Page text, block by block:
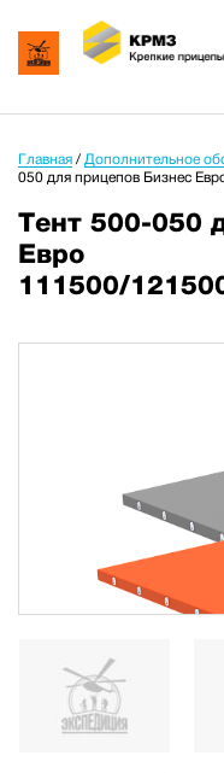
Главная / Дополнительное
050 для прицепов Бизнес
Тент 500-050
Евро
111500/